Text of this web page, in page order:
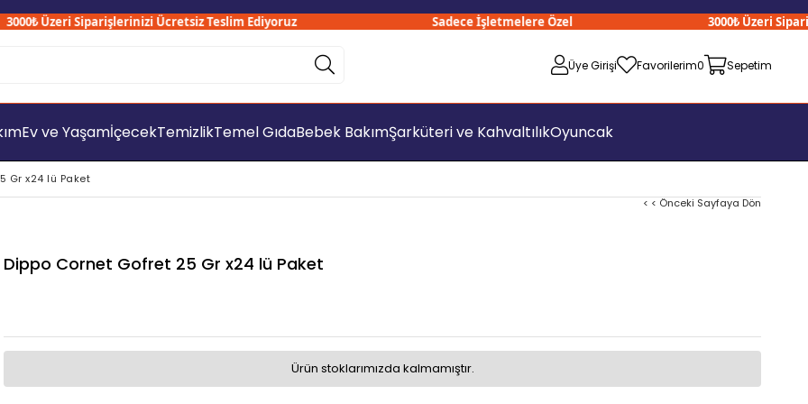
Üzeri Siparişlerinizi Ücretsiz Teslim Ediyoruz Sadece İşletmelere Özel 3000₺ Üzeri
Üye Girişi Favorilerim0 Sepetim
Ev ve YaşamİçecekTemizlikTemel GıdaBebek BakımŞarküteri ve KahvaltılıkOyuncak
Gr x24 lü Paket
< < Önceki Sayfaya Dön
Dippo Cornet Gofret 25 Gr x24 lü Paket
Ürün stoklarımızda kalmamıştır.